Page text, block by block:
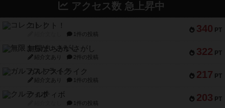
アクセス数 急上昇中
340 PT
コレクト！
1件の投稿
322 PT
無限まちがいさがし
紹介文あり 2件の投稿
217 PT
ガルフストライク
紹介文あり 1件の投稿
203 PT
クルティボ
1件の投稿